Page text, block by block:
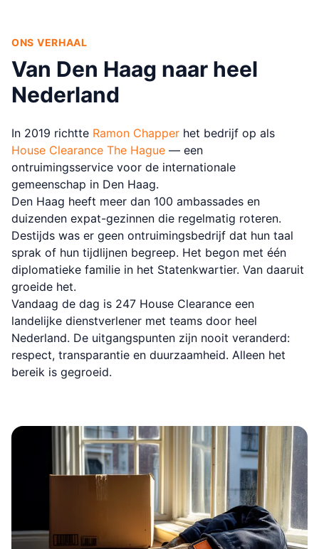
ONS VERHAAL
Van Den Haag naar heel
Nederland
In 2019 richtte Ramon Chapper het bedrijf op als
House Clearance The Hague — een
ontruimingsservice voor de internationale
gemeenschap in Den Haag.
Den Haag heeft meer dan 100 ambassades en
duizenden expat-gezinnen die regelmatig roteren.
Destijds was er geen ontruimingsbedrijf dat hun taal
sprak of hun tijdlijnen begreep. Het begon met één
diplomatieke familie in het Statenkwartier. Van daaruit
groeide het.
Vandaag de dag is 247 House Clearance een
landelijke dienstverlener met teams door heel
Nederland. De uitgangspunten zijn nooit veranderd:
respect, transparantie en duurzaamheid. Alleen het
bereik is gegroeid.